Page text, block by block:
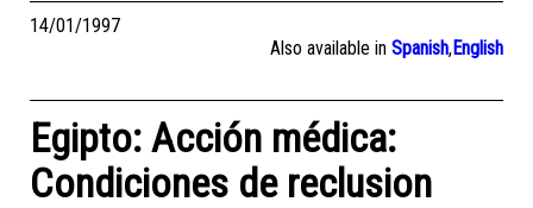
14/01/1997
Also available in Spanish,English
Egipto: Acción médica:
Condiciones de reclusion